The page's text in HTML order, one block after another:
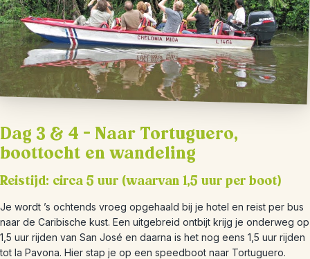
Dag 3 & 4 – Naar Tortuguero,
boottocht en wandeling
Reistijd: circa 5 uur (waarvan 1,5 uur per boot)
Je wordt ’s ochtends vroeg opgehaald bij je hotel en reist per bus
naar de Caribische kust. Een uitgebreid ontbijt krijg je onderweg op
1,5 uur rijden van San José en daarna is het nog eens 1,5 uur rijden
tot la Pavona. Hier stap je op een speedboot naar Tortuguero.